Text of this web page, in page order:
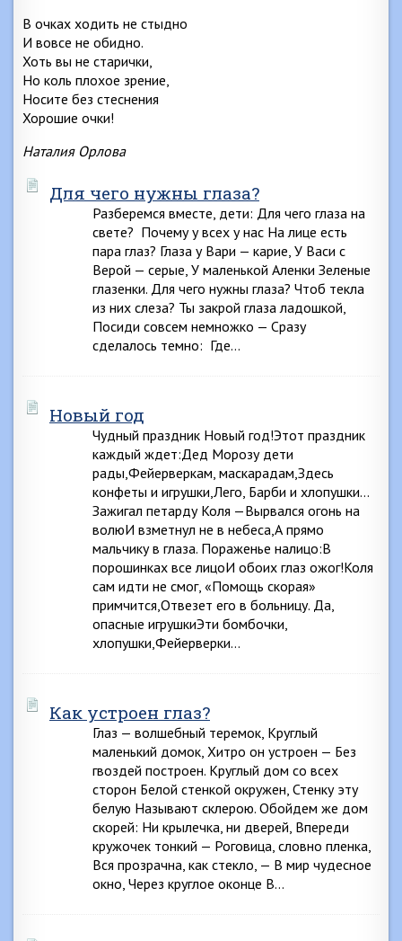
В очках ходить не стыдно
И вовсе не обидно.
Хоть вы не старички,
Но коль плохое зрение,
Носите без стеснения
Хорошие очки!
Наталия Орлова
Для чего нужны глаза?
Разберемся вместе, дети: Для чего глаза на
свете? Почему у всех у нас На лице есть
пара глаз? Глаза у Вари — карие, У Васи с
Верой — серые, У маленькой Аленки Зеленые
глазенки. Для чего нужны глаза? Чтоб текла
из них слеза? Ты закрой глаза ладошкой,
Посиди совсем немножко — Сразу
сделалось темно: Где…
Новый год
Чудный праздник Новый год!Этот праздник
каждый ждет:Дед Морозу дети
рады,Фейерверкам, маскарадам,Здесь
конфеты и игрушки,Лего, Барби и хлопушки…
Зажигал петарду Коля —Вырвался огонь на
волюИ взметнул не в небеса,А прямо
мальчику в глаза. Пораженье налицо:В
порошинках все лицоИ обоих глаз ожог!Коля
сам идти не смог, «Помощь скорая»
примчится,Отвезет его в больницу. Да,
опасные игрушкиЭти бомбочки,
хлопушки,Фейерверки…
Как устроен глаз?
Глаз — волшебный теремок, Круглый
маленький домок, Хитро он устроен — Без
гвоздей построен. Круглый дом со всех
сторон Белой стенкой окружен, Стенку эту
белую Называют склерою. Обойдем же дом
скорей: Ни крылечка, ни дверей, Впереди
кружочек тонкий — Роговица, словно пленка,
Вся прозрачна, как стекло, — В мир чудесное
окно, Через круглое оконце В…